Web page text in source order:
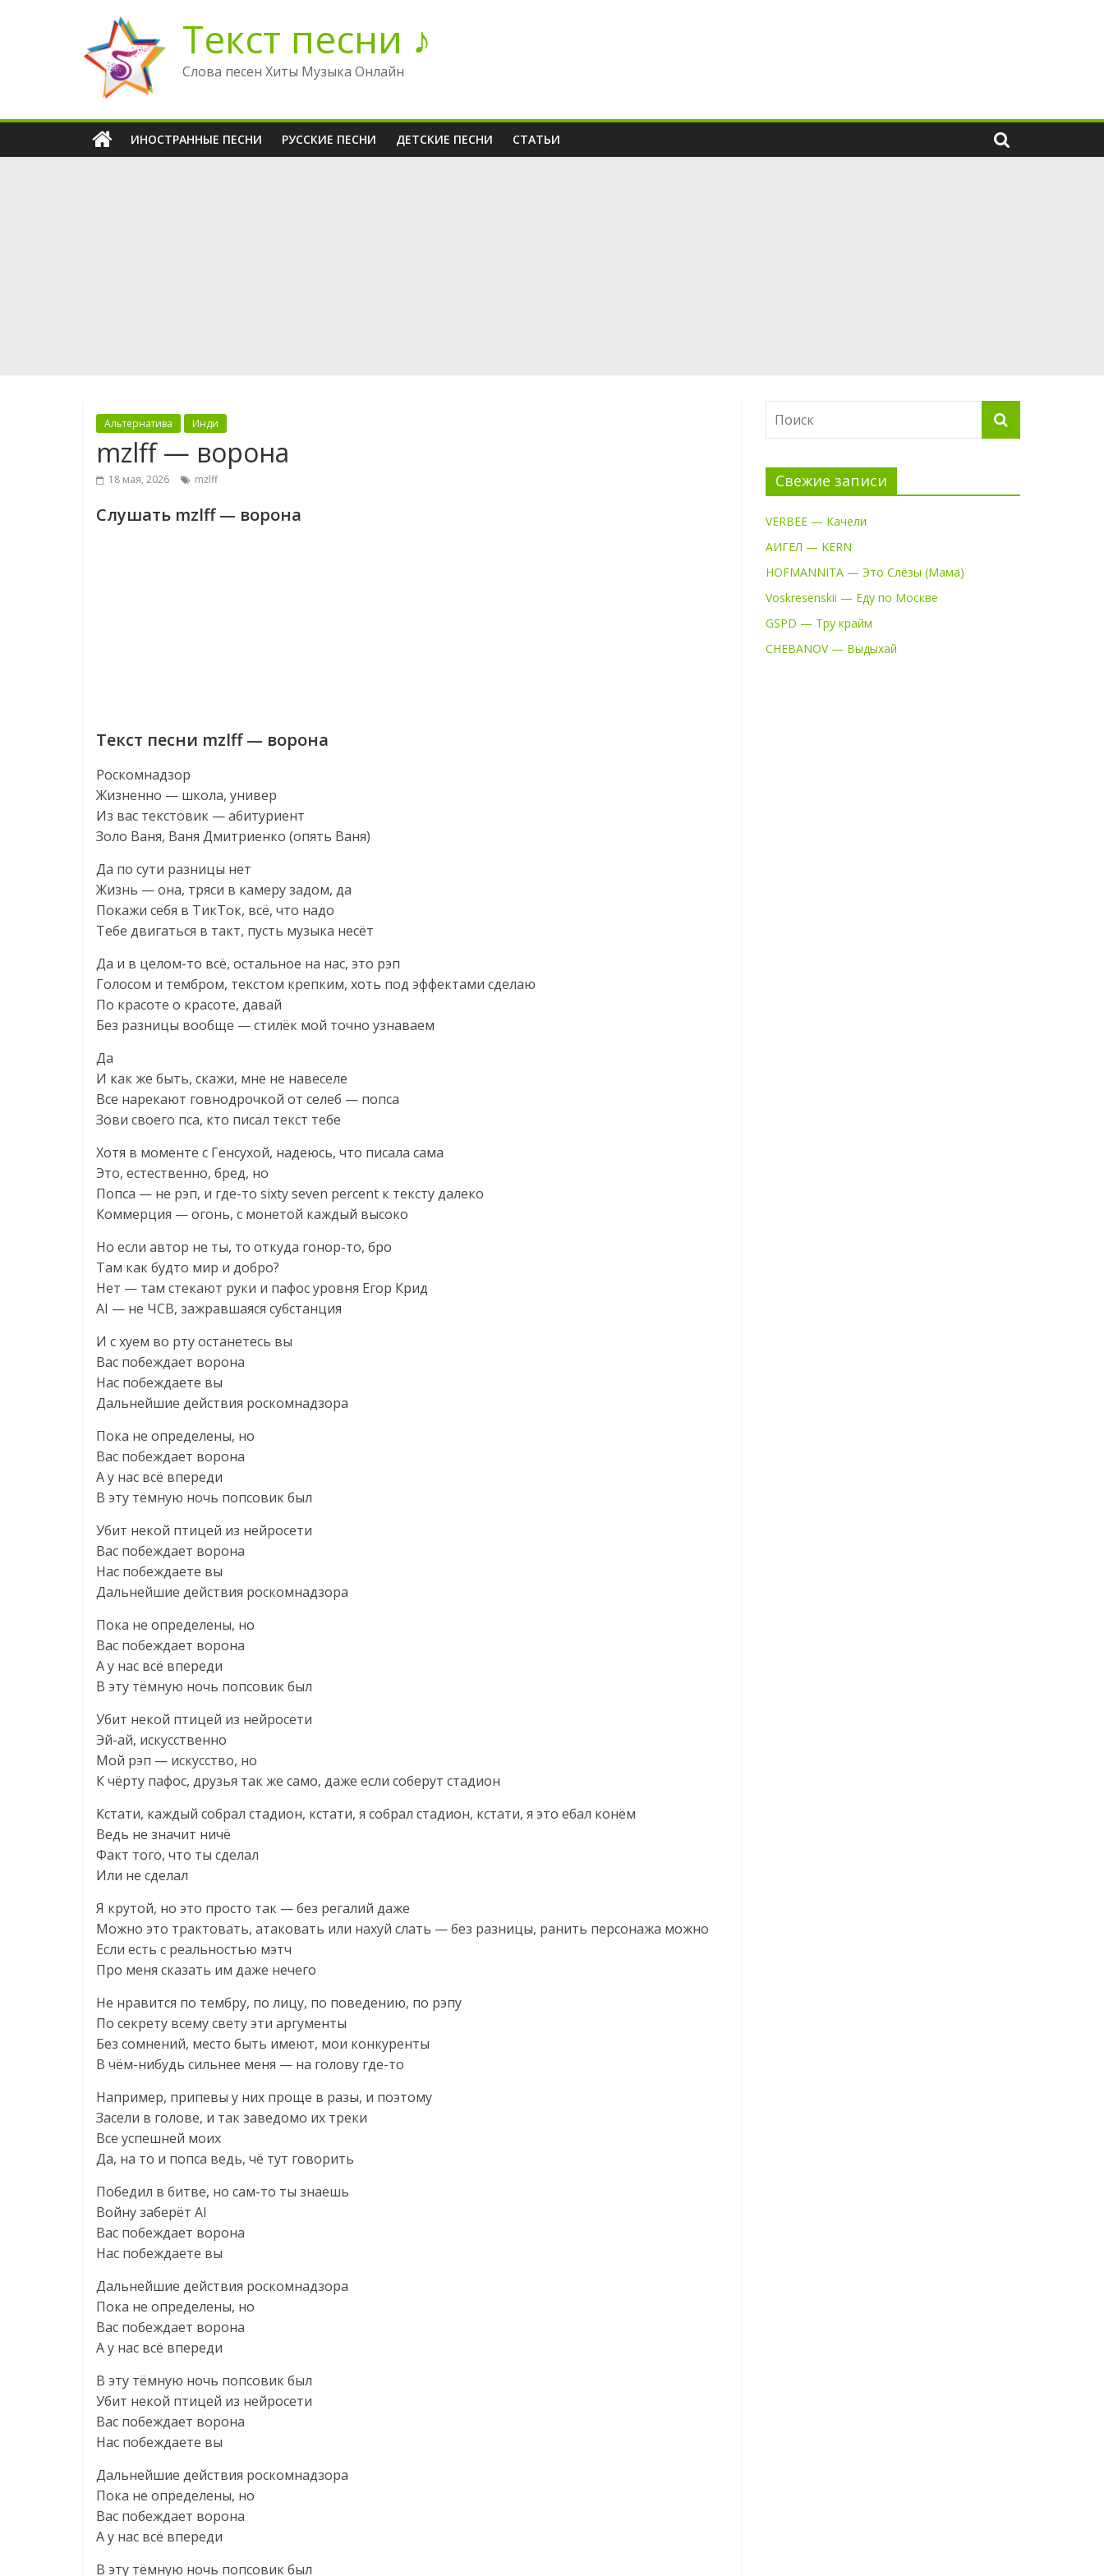
содержимому
Текст песни ♪
Слова песен Хиты Музыка Онлайн
ИНОСТРАННЫЕ ПЕСНИ РУССКИЕ ПЕСНИ ДЕТСКИЕ ПЕСНИ СТАТЬИ
Альтернатива Инди
mzlff — ворона
18 мая, 2026 mzlff
Слушать mzlff — ворона
Текст песни mzlff — ворона
Роскомнадзор
Жизненно — школа, универ
Из вас текстовик — абитуриент
Золо Ваня, Ваня Дмитриенко (опять Ваня)
Да по сути разницы нет
Жизнь — она, тряси в камеру задом, да
Покажи себя в ТикТок, всё, что надо
Тебе двигаться в такт, пусть музыка несёт
Да и в целом-то всё, остальное на нас, это рэп
Голосом и тембром, текстом крепким, хоть под эффектами сделаю
По красоте о красоте, давай
Без разницы вообще — стилёк мой точно узнаваем
Да
И как же быть, скажи, мне не навеселе
Все нарекают говнодрочкой от селеб — попса
Зови своего пса, кто писал текст тебе
Хотя в моменте с Генсухой, надеюсь, что писала сама
Это, естественно, бред, но
Попса — не рэп, и где-то sixty seven percent к тексту далеко
Коммерция — огонь, с монетой каждый высоко
Но если автор не ты, то откуда гонор-то, бро
Там как будто мир и добро?
Нет — там стекают руки и пафос уровня Егор Крид
AI — не ЧСВ, зажравшаяся субстанция
И с хуем во рту останетесь вы
Вас побеждает ворона
Нас побеждаете вы
Дальнейшие действия роскомнадзора
Пока не определены, но
Вас побеждает ворона
А у нас всё впереди
В эту тёмную ночь попсовик был
Убит некой птицей из нейросети
Вас побеждает ворона
Нас побеждаете вы
Дальнейшие действия роскомнадзора
Пока не определены, но
Вас побеждает ворона
А у нас всё впереди
В эту тёмную ночь попсовик был
Убит некой птицей из нейросети
Эй-ай, искусственно
Мой рэп — искусство, но
К чёрту пафос, друзья так же само, даже если соберут стадион
Кстати, каждый собрал стадион, кстати, я собрал стадион, кстати, я это ебал конём
Ведь не значит ничё
Факт того, что ты сделал
Или не сделал
Я крутой, но это просто так — без регалий даже
Можно это трактовать, атаковать или нахуй слать — без разницы, ранить персонажа можно
Если есть с реальностью мэтч
Про меня сказать им даже нечего
Не нравится по тембру, по лицу, по поведению, по рэпу
По секрету всему свету эти аргументы
Без сомнений, место быть имеют, мои конкуренты
В чём-нибудь сильнее меня — на голову где-то
Например, припевы у них проще в разы, и поэтому
Засели в голове, и так заведомо их треки
Все успешней моих
Да, на то и попса ведь, чё тут говорить
Победил в битве, но сам-то ты знаешь
Войну заберёт AI
Вас побеждает ворона
Нас побеждаете вы
Дальнейшие действия роскомнадзора
Пока не определены, но
Вас побеждает ворона
А у нас всё впереди
В эту тёмную ночь попсовик был
Убит некой птицей из нейросети
Вас побеждает ворона
Нас побеждаете вы
Дальнейшие действия роскомнадзора
Пока не определены, но
Вас побеждает ворона
А у нас всё впереди
В эту тёмную ночь попсовик был
Свежие записи
VERBEE — Качели
АИГЕЛ — KERN
HOFMANNITA — Это Слёзы (Мама)
Voskresenskii — Еду по Москве
GSPD — Тру крайм
CHEBANOV — Выдыхай